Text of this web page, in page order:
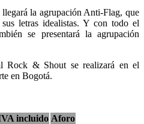
la agrupación Anti-Flag, que
letras idealistas. Y con todo el
se presentará la agrupación
Rock & Shout se realizará en el
en Bogotá.
incluido Aforo